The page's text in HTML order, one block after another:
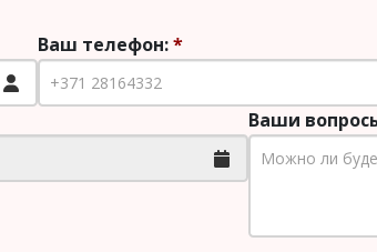
Ваш телефон:*
Ваши